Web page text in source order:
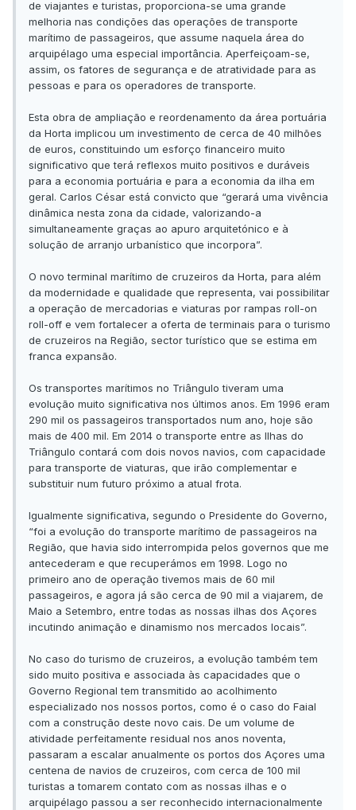
de viajantes e turistas, proporciona-se uma grande
melhoria nas condições das operações de transporte
marítimo de passageiros, que assume naquela área do
arquipélago uma especial importância. Aperfeiçoam-se,
assim, os fatores de segurança e de atratividade para as
pessoas e para os operadores de transporte.
Esta obra de ampliação e reordenamento da área portuária
da Horta implicou um investimento de cerca de 40 milhões
de euros, constituindo um esforço financeiro muito
significativo que terá reflexos muito positivos e duráveis
para a economia portuária e para a economia da ilha em
geral. Carlos César está convicto que “gerará uma vivência
dinâmica nesta zona da cidade, valorizando-a
simultaneamente graças ao apuro arquitetónico e à
solução de arranjo urbanístico que incorpora”.
O novo terminal marítimo de cruzeiros da Horta, para além
da modernidade e qualidade que representa, vai possibilitar
a operação de mercadorias e viaturas por rampas roll-on
roll-off e vem fortalecer a oferta de terminais para o turismo
de cruzeiros na Região, sector turístico que se estima em
franca expansão.
Os transportes marítimos no Triângulo tiveram uma
evolução muito significativa nos últimos anos. Em 1996 eram
290 mil os passageiros transportados num ano, hoje são
mais de 400 mil. Em 2014 o transporte entre as Ilhas do
Triângulo contará com dois novos navios, com capacidade
para transporte de viaturas, que irão complementar e
substituir num futuro próximo a atual frota.
Igualmente significativa, segundo o Presidente do Governo,
“foi a evolução do transporte marítimo de passageiros na
Região, que havia sido interrompida pelos governos que me
antecederam e que recuperámos em 1998. Logo no
primeiro ano de operação tivemos mais de 60 mil
passageiros, e agora já são cerca de 90 mil a viajarem, de
Maio a Setembro, entre todas as nossas ilhas dos Açores
incutindo animação e dinamismo nos mercados locais”.
No caso do turismo de cruzeiros, a evolução também tem
sido muito positiva e associada às capacidades que o
Governo Regional tem transmitido ao acolhimento
especializado nos nossos portos, como é o caso do Faial
com a construção deste novo cais. De um volume de
atividade perfeitamente residual nos anos noventa,
passaram a escalar anualmente os portos dos Açores uma
centena de navios de cruzeiros, com cerca de 100 mil
turistas a tomarem contato com as nossas ilhas e o
arquipélago passou a ser reconhecido internacionalmente